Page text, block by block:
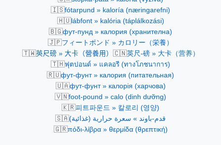
🇮🇸fótarpund » kaloría (næringarefni)
🇭🇺lábfont » kalória (táplálkozási)
🇧🇬фут-пунд » калория (хранителна)
🇯🇵フィートポンド » カロリー（栄養）
🇹🇼英尺磅 » 大卡（營養用） 🇨🇳英尺-磅 » 大卡（营养）
🇹🇭ฟุตปอนด์ » แคลอรี (ทางโภชนาการ)
🇷🇺фут-фунт » калория (питательная)
🇺🇦фут-фунт » калорія (харчова)
🇻🇳foot-pound » calo (dinh dưỡng)
🇰🇷피트파운드 » 칼로리 (영양)
🇸🇦قدم-باوند » سعرة حرارية (غذائية)
🇬🇷πόδι-λίβρα » θερμίδα (θρεπτική)